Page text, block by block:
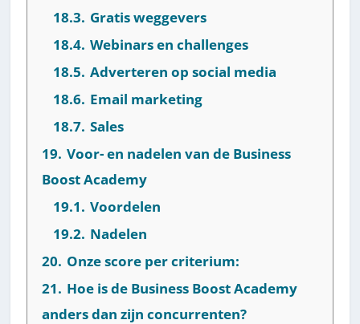
18.3. Gratis weggevers
18.4. Webinars en challenges
18.5. Adverteren op social media
18.6. Email marketing
18.7. Sales
19. Voor- en nadelen van de Business
Boost Academy
19.1. Voordelen
19.2. Nadelen
20. Onze score per criterium:
21. Hoe is de Business Boost Academy
anders dan zijn concurrenten?